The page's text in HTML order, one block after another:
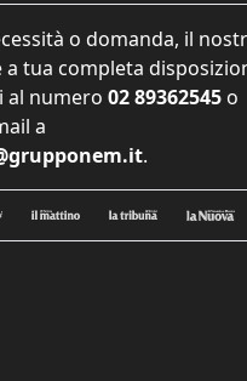
o domanda, il
a tua completa
al numero 02 89362545 o
a
.